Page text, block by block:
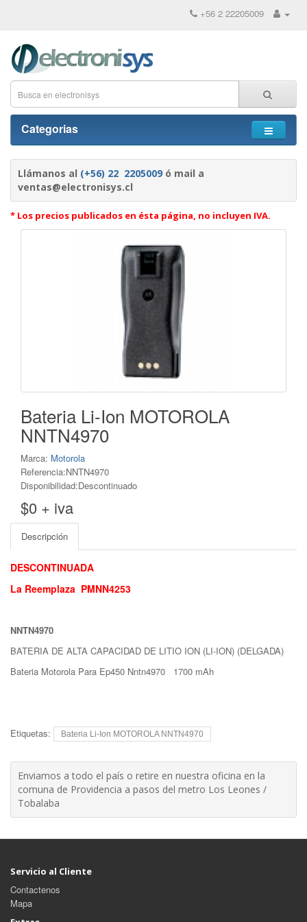
+56 2 22205009
Categorias
Llámanos al (+56) 22 2205009 ó mail a
ventas@electronisys.cl
* Los precios publicados en ésta página, no incluyen IVA.
Bateria Li-Ion MOTOROLA
NNTN4970
Marca: Motorola
Referencia:NNTN4970
Disponibilidad:Descontinuado
$0 + iva
Descripción
DESCONTINUADA
La Reemplaza PMNN4253
NNTN4970
BATERIA DE ALTA CAPACIDAD DE LITIO ION (LI-ION) (DELGADA)
Bateria Motorola Para Ep450 Nntn4970 1700 mAh
Etiquetas: Bateria Li-Ion MOTOROLA NNTN4970
Enviamos a todo el país o retire en nuestra oficina en la
comuna de Providencia a pasos del metro Los Leones /
Tobalaba
Servicio al Cliente
Contactenos
Mapa